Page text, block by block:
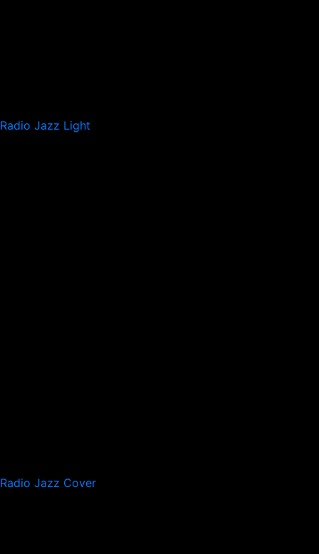
Radio Jazz Light
Radio Jazz Cover